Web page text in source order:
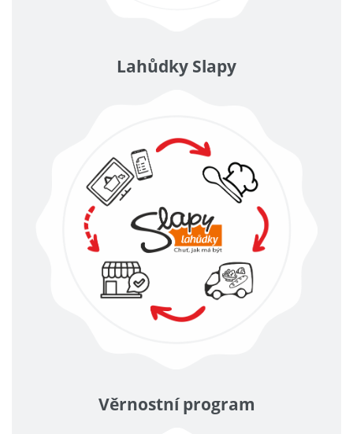
Lahůdky Slapy
Věrnostní program